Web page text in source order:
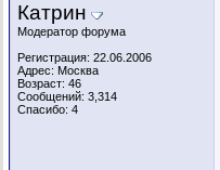
Катрин
Модератор форума
Регистрация: 22.06.2006
Адрес: Москва
Возраст: 46
Сообщений: 3,314
Спасибо: 4